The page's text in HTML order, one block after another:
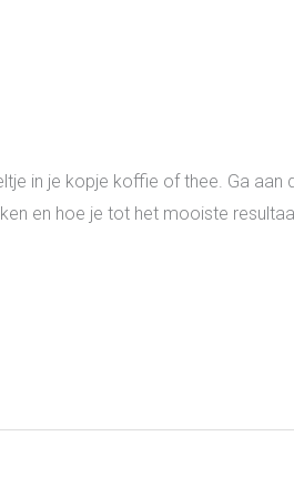
in je kopje koffie of thee. Ga aan
en hoe je tot het mooiste